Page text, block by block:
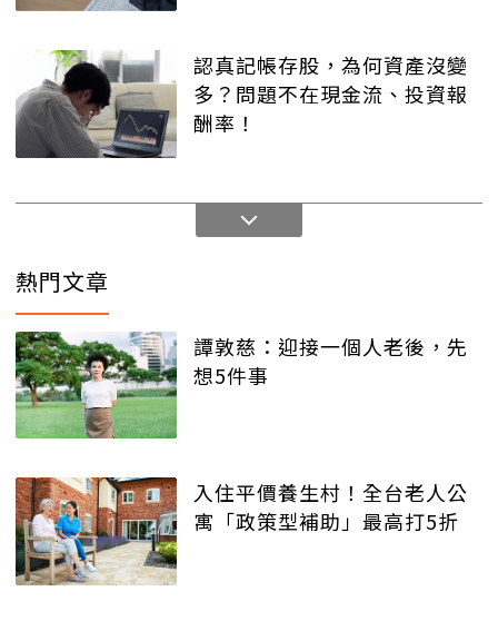
認真記帳存股，為何資產沒變
多？問題不在現金流、投資報
酬率！
熱門文章
譚敦慈：迎接一個人老後，先
想5件事
入住平價養生村！全台老人公
寓「政策型補助」最高打5折